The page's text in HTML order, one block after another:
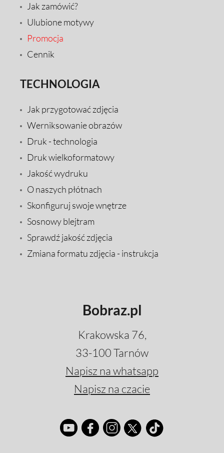
Jak zamówić?
Ulubione motywy
Promocja
Cennik
TECHNOLOGIA
Jak przygotować zdjęcia
Werniksowanie obrazów
Druk - technologia
Druk wielkoformatowy
Jakość wydruku
O naszych płótnach
Skonfiguruj swoje wnętrze
Sosnowy blejtram
Sprawdź jakość zdjęcia
Zmiana formatu zdjęcia - instrukcja
Bobraz.pl
Krakowska 76,
33-100 Tarnów
Napisz na whatsapp
Napisz na czacie